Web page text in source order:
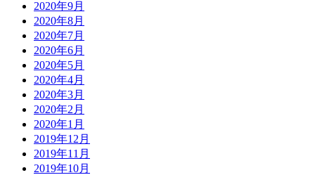
2020年9月
2020年8月
2020年7月
2020年6月
2020年5月
2020年4月
2020年3月
2020年2月
2020年1月
2019年12月
2019年11月
2019年10月